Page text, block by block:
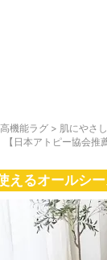
機能ラグ > 肌にやさ
本アトピー協会推薦
えるオールシ